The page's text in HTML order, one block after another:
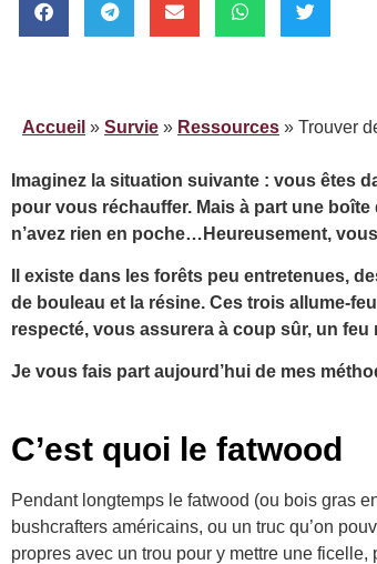
Accueil » Survie » Ressources » Trouver
Imaginez la situation suivante : vous êtes
pour vous réchauffer. Mais à part une
n’avez rien en poche…Heureusement,
Il existe dans les forêts peu entretenues,
de bouleau et la résine. Ces trois allume-
respecté, vous assurera à coup sûr, un feu
Je vous fais part aujourd’hui de mes
C’est quoi le fatwood
Pendant longtemps le fatwood (ou bois gras
bushcrafters américains, ou un truc qu’on
propres avec un trou pour y mettre une